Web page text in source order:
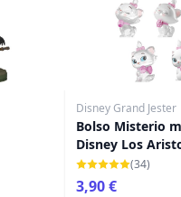
Disney Grand Jester
Bolso Misterio
Disney Los
(34)
3,90 €